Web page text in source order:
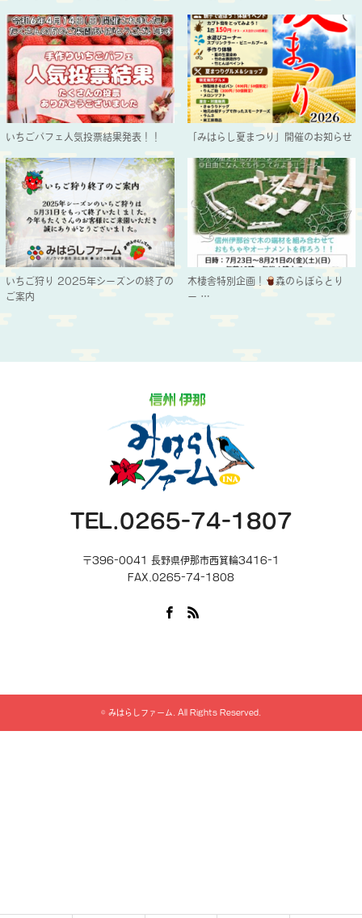
いちごパフェ人気投票結果発表！！ 「みはらし夏まつり」開催のお知らせ
いちご狩り 2025年シーズンの終了の
ご案内
木棲舎特別企画！
森のらぼらとり
ー…
TEL.0265-74-1807
〒396-0041 長野県伊那市西箕輪3416-1
FAX.0265-74-1808
© みはらしファーム . All Rights Reserved.